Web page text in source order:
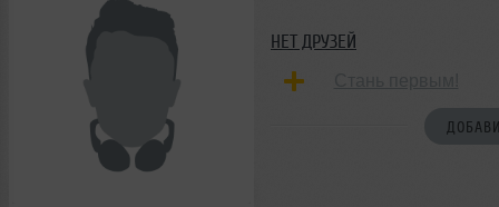
НЕТ ДРУЗЕЙ